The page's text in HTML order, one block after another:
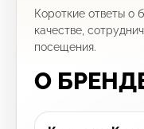
Короткие ответы о
качестве,
посещения.
О